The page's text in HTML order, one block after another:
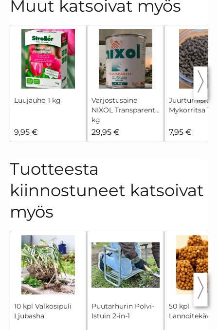
Muut katsoivat myös
Luujauho 1 kg
9,95 €
Varjostusaine
NIXOL Transparent 1
kg
29,95 €
Juurtumisrae
Mykorritsa
7,95 €
Tuotteesta
kiinnostuneet katsoivat
myös
10 kpl Valkosipuli
Ljubasha
Puutarhurin Polvi-
Istuin 2-in-1
50 kpl
Lannoitekävyt